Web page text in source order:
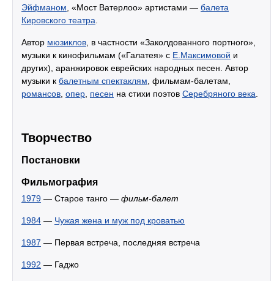
Эйфманом , «Мост Ватерлоо» артистами — балета
Кировского театра
Автор мюзиклов , в частности «Заколдованного портного»,
музыки к кинофильмам («Галатея» с Е.Максимовой и
других), аранжировок еврейских народных песен. Автор
музыки к балетным спектаклям , фильмам-балетам,
романсов опер песен на стихи поэтов Серебряного века
Творчество
Постановки
Фильмография
1979 — Старое танго — фильм-балет
1984 — Чужая жена и муж под кроватью
1987 — Первая встреча, последняя встреча
1992 — Гаджо